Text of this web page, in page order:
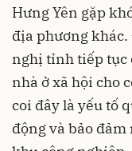
Hưng Yên gặp
địa phương
nghị tỉnh tiếp tục
nhà ở xã hội cho
coi đây là yếu tố
động và bảo